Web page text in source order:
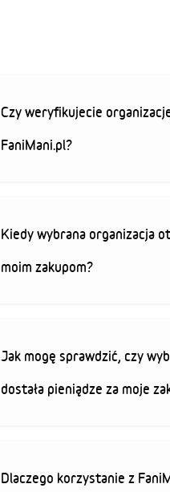
Czy weryfikujecie
FaniMani.pl?
Kiedy wybrana organizacja
moim zakupom?
Jak mogę sprawdzić, czy
dostała pieniądze za moje
Dlaczego korzystanie z